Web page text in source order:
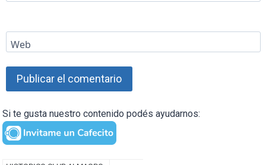
Web
Si te gusta nuestro contenido podés ayudarnos: